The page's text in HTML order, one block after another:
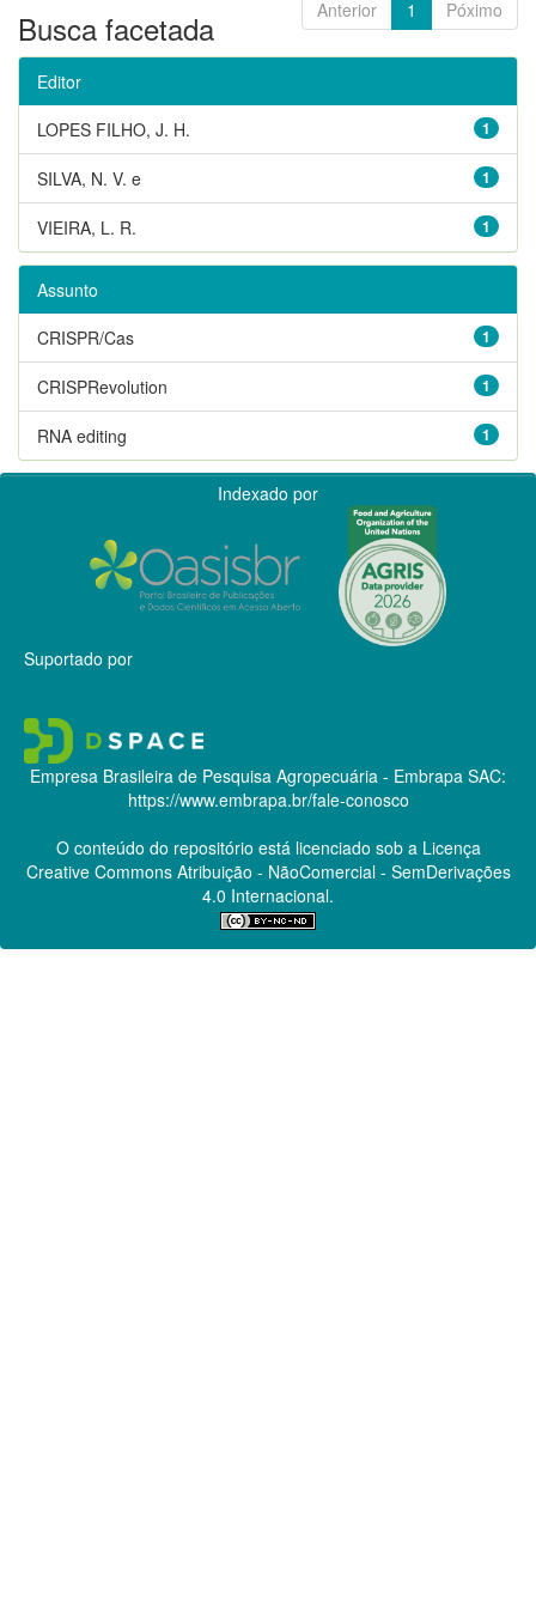
Anterior 1 Póximo
Busca facetada
Editor
1
LOPES FILHO, J. H.
1
SILVA, N. V. e
1
VIEIRA, L. R.
Assunto
1
CRISPR/Cas
1
CRISPRevolution
1
RNA editing
Indexado por
Suportado por
Empresa Brasileira de Pesquisa Agropecuária - Embrapa SAC:
https://www.embrapa.br/fale-conosco
O conteúdo do repositório está licenciado sob a Licença
Creative CommonsAtribuição - NãoComercial - SemDerivações
4.0 Internacional.